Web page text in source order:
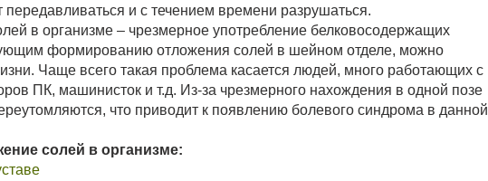
и с течением времени разрушаться.
в организме – чрезмерное употребление белковосодержащих
формированию отложения солей в шейном отделе, можно
Чаще всего такая проблема касается людей, много работающих с
ПК, машинисток и т.д. Из-за чрезмерного нахождения в одной позе
что приводит к появлению болевого синдрома в данной
солей в организме: